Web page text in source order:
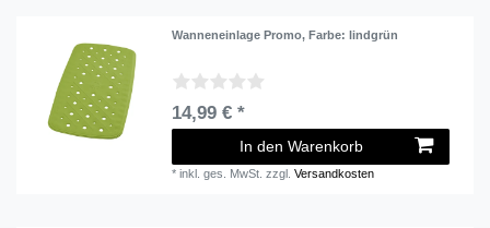
Wanneneinlage Promo, Farbe: lindgrün
14,99 € *
In den Warenkorb
*inkl. ges. MwSt. zzgl.Versandkosten